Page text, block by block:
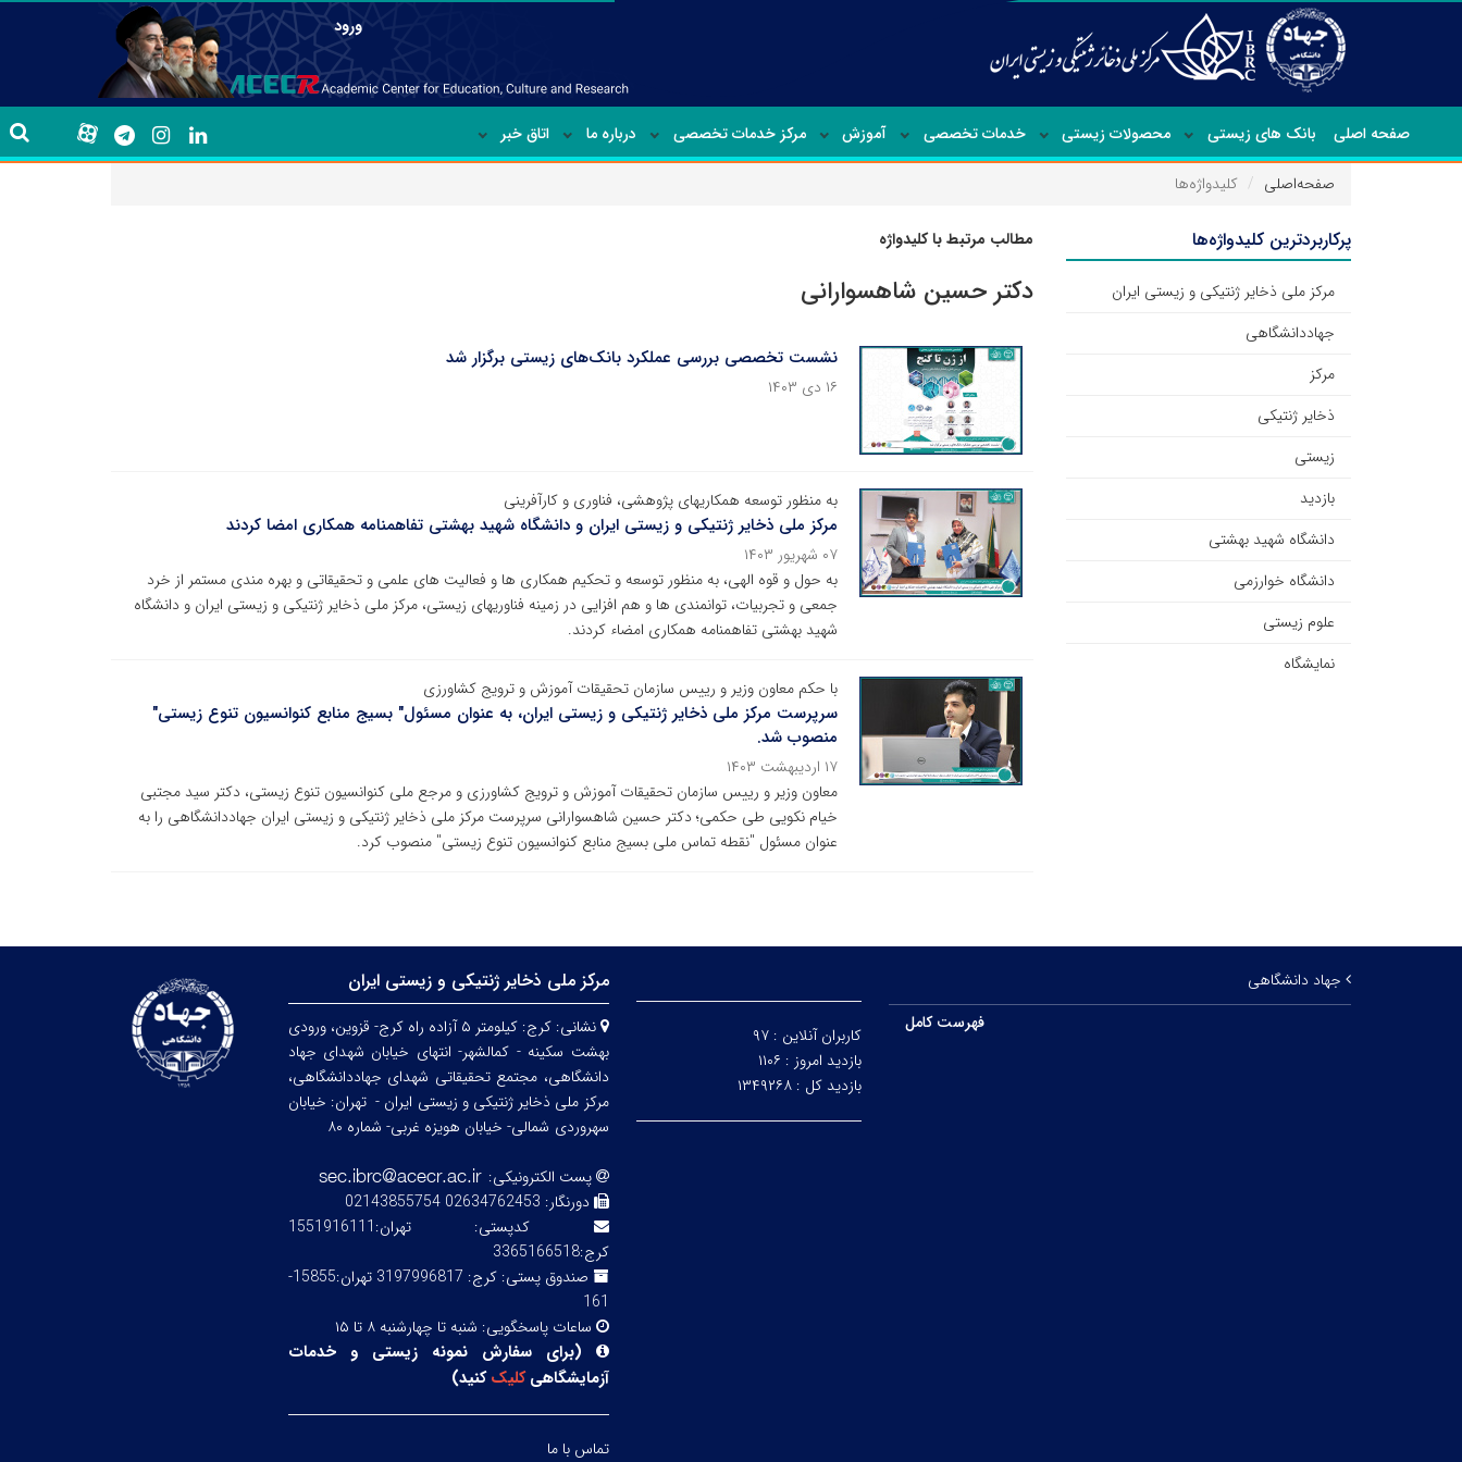
ورود
صفحه اصلی بانک های زیستی محصولات زیستی خدمات تخصصی آموزش مرکز خدمات تخصصی درباره ما اتاق خبر
صفحه‌اصلی کلیدواژه‌ها
مطالب مرتبط با کلیدواژه
دکتر حسین شاهسوارانی
نشست تخصصی بررسی عملکرد بانک‌های زیستی برگزار شد
۱۶ دی ۱۴۰۳
به منظور توسعه همکاریهای پژوهشی، فناوری و کارآفرینی
مرکز ملی ذخایر ژنتیکی و زیستی ایران و دانشگاه شهید بهشتی تفاهمنامه همکاری امضا کردند
۰۷ شهریور ۱۴۰۳
به حول و قوه الهی، به منظور توسعه و تحکیم همکاری ها و فعالیت های علمی و تحقیقاتی و بهره مندی مستمر از خرد
جمعی و تجربیات، توانمندی ها و هم افزایی در زمینه فناوریهای زیستی، مرکز ملی ذخایر ژنتیکی و زیستی ایران و دانشگاه
شهید بهشتی تفاهمنامه همکاری امضاء کردند.
با حکم‌ معاون وزیر و رییس سازمان تحقیقات آموزش و ترویج کشاورزی
سرپرست مرکز ملی ذخایر ژنتیکی و زیستی ایران، به عنوان مسئول" بسیج منابع کنوانسیون تنوع زیستی"
منصوب شد.
۱۷ اردیبهشت ۱۴۰۳
معاون وزیر و رییس سازمان تحقیقات آموزش و ترویج کشاورزی و مرجع ملی کنوانسیون تنوع زیستی، دکتر سید مجتبی
خیام نکویی طی حکمی؛ دکتر حسین شاهسوارانی سرپرست مرکز ملی ذخایر ژنتیکی و زیستی ایران جهاددانشگاهی را به
عنوان مسئول "نقطه تماس ملی بسیج منابع کنوانسیون تنوع زیستی" منصوب کرد.
پرکاربردترین کلیدواژه‌ها
مرکز ملی ذخایر ژنتیکی و زیستی ایران
جهاددانشگاهی
مرکز
ذخایر ژنتیکی
زیستی
بازدید
دانشگاه شهید بهشتی
دانشگاه خوارزمی
علوم زیستی
نمایشگاه
جهاد دانشگاهی
فهرست کامل
کاربران آنلاین : ۹۷
بازدید امروز : ۱۱۰۶
بازدید کل : ۱۳۴۹۲۶۸
مرکز ملی ذخایر ژنتیکی و زیستی ایران
نشانی:
کرج: کیلومتر ۵ آزاده راه کرج- قزوین، ورودی
بهشت سکینه - کمالشهر- انتهای خیابان شهدای جهاد
دانشگاهی، مجتمع تحقیقاتی شهدای جهاددانشگاهی،
مرکز ملی ذخایر ژنتیکی و زیستی ایران - تهران: خیابان
سهروردی شمالی- خیابان هویزه غربی- شماره ۸۰
پست الکترونیکی:
دورنگار: 02634762453 02143855754
کدپستی:
تهران:1551916111
کرج:3365166518
صندوق پستی:
کرج: 3197996817 تهران:15855-
161
ساعات پاسخگویی: شنبه تا چهارشنبه ۸ تا ۱۵
(برای سفارش نمونه زیستی و خدمات
آزمایشگاهیکلیککنید)
تماس با ما